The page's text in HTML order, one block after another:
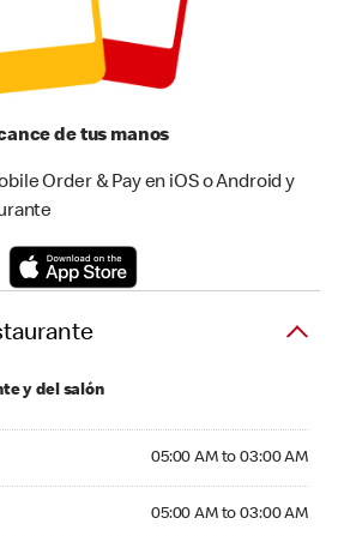
de tus manos
Order & Pay en iOS o Android y
y del salón
05:00 AM to 03:00 AM
05:00 AM to 03:00 AM